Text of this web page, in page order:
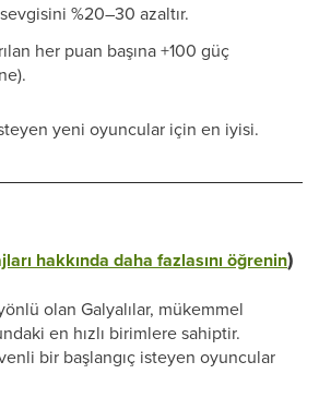
%20–30 azaltır.
her puan başına +100 güç
yeni oyuncular için en iyisi.
hakkında daha fazlasını öğrenin)
olan Galyalılar, mükemmel
en hızlı birimlere sahiptir.
bir başlangıç isteyen oyuncular